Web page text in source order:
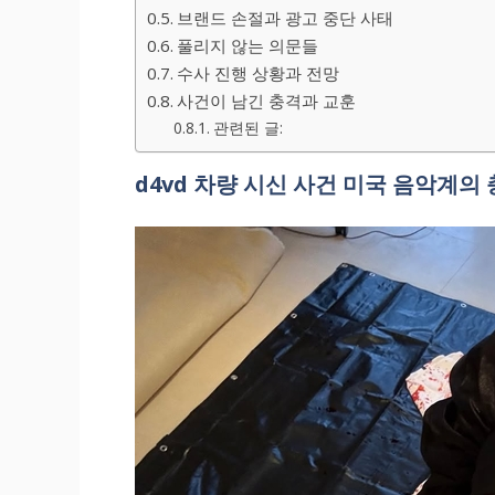
브랜드 손절과 광고 중단 사태
풀리지 않는 의문들
수사 진행 상황과 전망
사건이 남긴 충격과 교훈
관련된 글:
d4vd 차량 시신 사건 미국 음악계의